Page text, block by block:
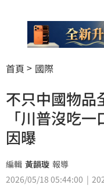
首頁 國際
不只中國物品
「川普沒吃
因曝
編輯 黃韻璇 報導
2026/05/18 05:44:00